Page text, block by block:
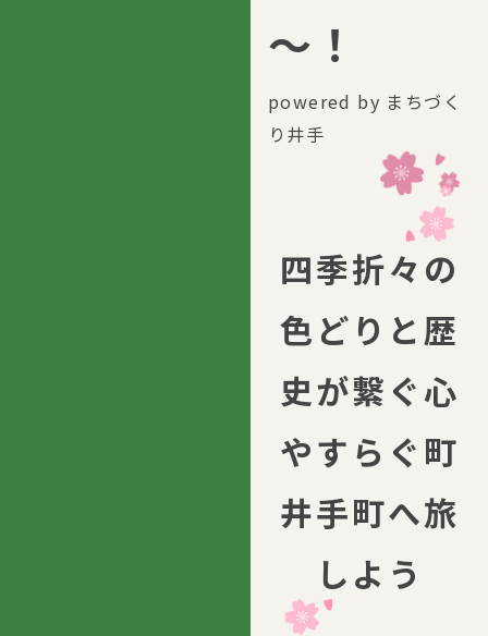
～！
powered by まちづく
り井手
四季折々の
色どりと歴
史が繋ぐ心
やすらぐ町
井手町へ旅
しよう